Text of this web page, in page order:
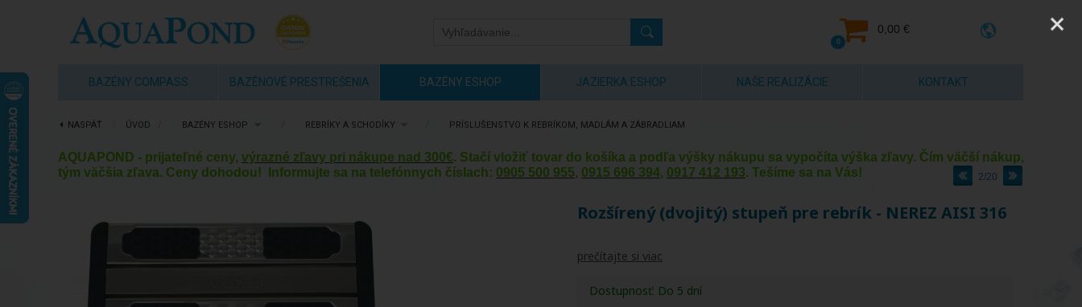
0,00 €
0
BAZÉNY COMPASS BAZÉNOVÉ PRESTREŠENIA BAZÉNY ESHOP JAZIERKA ESHOP NAŠE REALIZÁCIE KONTAKT
NASPÄŤ ÚVOD BAZÉNY ESHOP REBRÍKY A SCHODÍKY PRÍSLUŠENSTVO K REBRÍKOM, MADLÁM A ZÁBRADLIAM
AQUAPOND - prijateľné ceny, výrazné zľavy pri nákupe nad 300€. Stačí vložiť tovar do košíka a podľa výšky nákupu sa vypočíta výška zľavy. Čím väčší nákup,
tým väčšia zľava. Ceny dohodou! Informujte sa na telefónnych číslach: 0905 500 955, 0915 696 394, 0917 412 193. Tešíme sa na Vás! 2/20
Rozšírený (dvojitý) stupeň pre rebrík - NEREZ AISI 316
prečítajte si viac
Dostupnosť: Do 5 dní